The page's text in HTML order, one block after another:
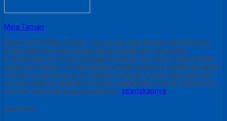
Meja Taman
Meja Taman Meja Taman– Hay..jumpa lagi dengan kami Bintang
Antik Sejahtera yang setiap harinya,setiap jam nya selalu
memberikan informasi berbagai kerajinan berbahan marmer.Ada
updatetan terbaru nih dari Bintang Antik Sejahtera adalah kerajinan
marmer yang biasanya di letakkan di depan rumah atau halaman
rumah belakang,apakah itu??yaitu adalah Meja Taman bahan batu
marmer asli yang langsung diambil… selengkapnya
Share This :